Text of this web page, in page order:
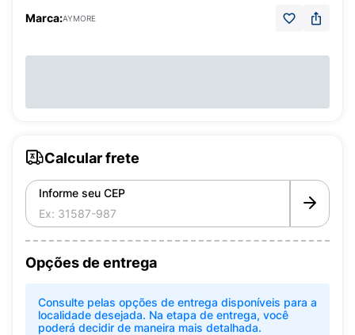
Marca:AYMORE
Calcular frete
Informe seu CEP
Opções de entrega
Consulte pelas opções de entrega disponíveis para a
localidade desejada. Na etapa de entrega, você
poderá decidir de maneira mais detalhada.